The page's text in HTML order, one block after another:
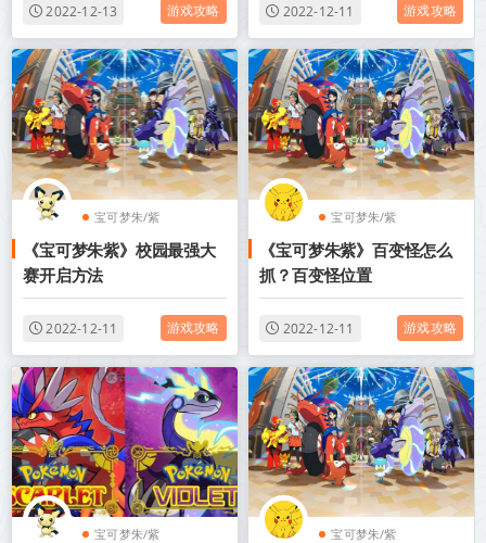
2022-12-13 游戏攻略 2022-12-11 游戏攻略
宝可梦朱/紫
《宝可梦朱紫》校园最强大
赛开启方法
2022-12-11 游戏攻略
宝可梦朱/紫
《宝可梦朱紫》百变怪怎么
抓？百变怪位置
2022-12-11 游戏攻略
宝可梦朱/紫 宝可梦朱/紫